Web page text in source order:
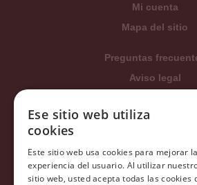
Mi cuenta
Mapa del sitio
Preguntas
Aviso legal
Condiciones
Política de
Política Integrada
Tratamiento de
Ese sitio web utiliza
cookies
Este sitio web usa cookies para mejorar la
experiencia del usuario. Al utilizar
sitio web, usted acepta todas las cookies